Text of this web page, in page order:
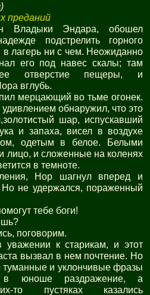
преданий
Владыки Эндара, обошел
подстрелить горного
лагерь ни с чем. Неожиданно
его под навес скалы; там
отверстие пещеры, и
вглубь.
мерцающий во тьме огонек.
обнаружил, что это
шар, испускавший
и запаха, висел в воздухе
одетым в белое. Белыми
лицо, и сложенные на коленях
в темноте.
Нор шагнул вперед и
не удержался, пораженный
тебе боги!
поговорим.
к старикам, и этот
вызвал в нем почтение. Но
туманные и уклончивые фразы
в юноше раздражение, а
то пустяках казались